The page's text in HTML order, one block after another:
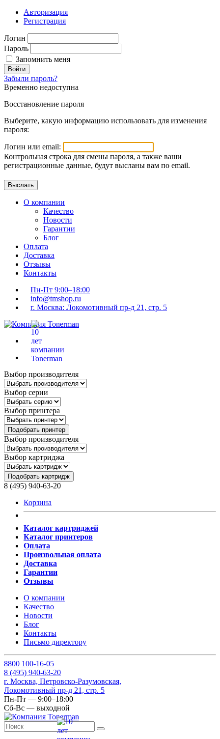
Авторизация
Регистрация
Логин
Пароль
Запомнить меня
Войти
Забыли пароль?
Временно недоступна
Восстановление пароля
Выберите, какую информацию использовать для изменения
пароля:
Логин или email:
Контрольная строка для смены пароля, а также ваши
регистрационные данные, будут высланы вам по email.
О компании
Качество
Новости
Гарантии
Блог
Оплата
Доставка
Отзывы
Контакты
Пн-Пт 9:00–18:00
info@tmshop.ru
г. Москва: Локомотивный пр-д 21, стр. 5
Выбор производителя
Выбор серии
Выбор принтера
Подобрать принтер
Выбор производителя
Выбор картриджа
Подобрать картридж
8 (495) 940-63-20
Корзина
Каталог картриджей
Каталог принтеров
Оплата
Произвольная оплата
Доставка
Гарантии
Отзывы
О компании
Качество
Новости
Блог
Контакты
Письмо директору
8800 100-16-05
8 (495) 940-63-20
г. Москва, Петровско-Разумовская,
Локомотивный пр-д 21, стр. 5
Пн-Пт — 9:00–18:00
Сб-Вс — выходной